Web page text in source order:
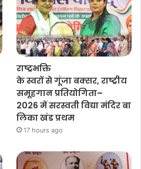
राष्ट्रभक्ति
के स्वरों से गूंजा बक्सर, राष्ट्रीय
समूहगान प्रतियोगिता–
2026 में सरस्वती विद्या मंदिर बा
लिका खंड प्रथम
17 hours ago